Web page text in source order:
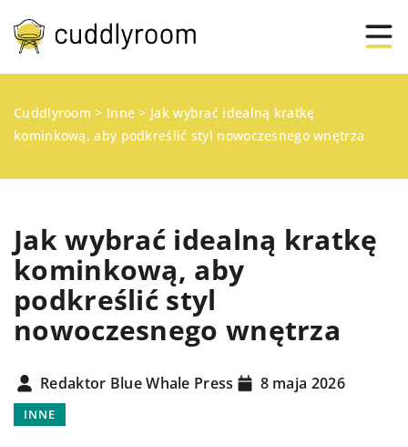
Cuddlyroom > Inne > Jak wybrać idealną kratkę
kominkową, aby podkreślić styl nowoczesnego wnętrza
Jak wybrać idealną kratkę
kominkową, aby
podkreślić styl
nowoczesnego wnętrza
Redaktor Blue Whale Press 8 maja 2026
INNE